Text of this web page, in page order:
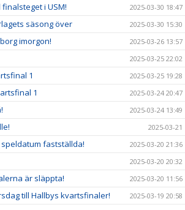
i USM! 2025-03-30 18:47
säsong över 2025-03-30 15:30
imorgon! 2025-03-26 13:57
2025-03-25 22:02
1 2025-03-25 19:28
1 2025-03-24 20:47
2025-03-24 13:49
2025-03-21
fastställda! 2025-03-20 21:36
2025-03-20 20:32
är släppta! 2025-03-20 11:56
till Hallbys kvartsfinaler! 2025-03-19 20:58